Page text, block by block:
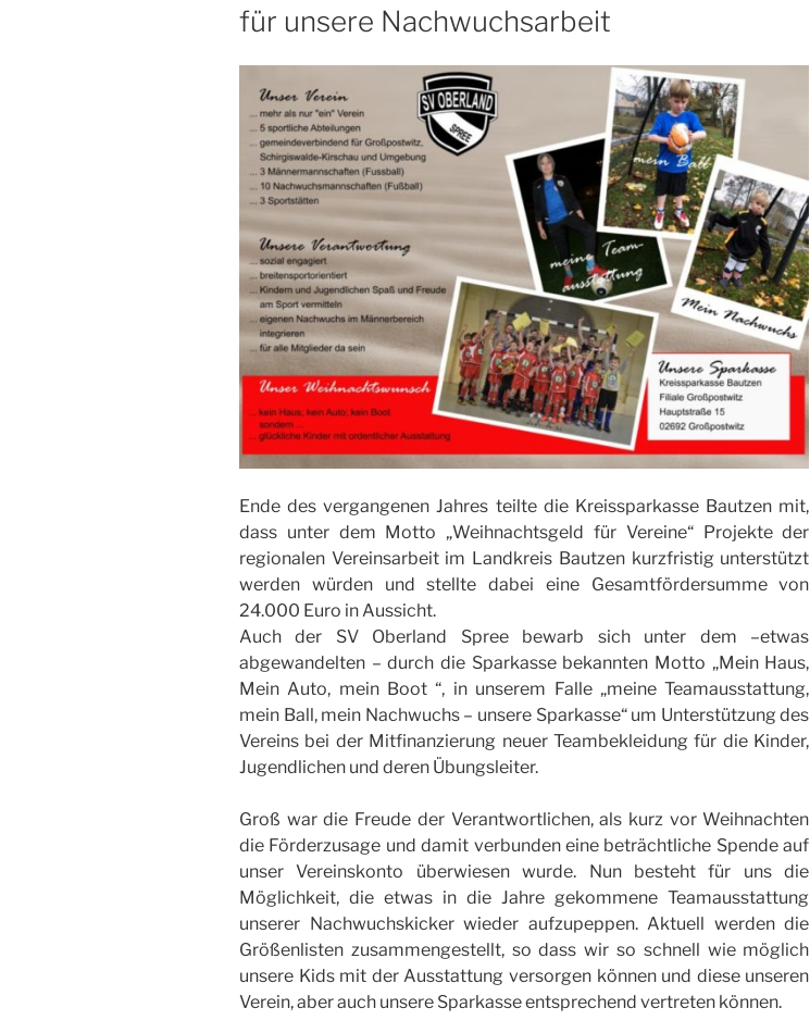
für unsere Nachwuchsarbeit
Ende des vergangenen Jahres teilte die Kreissparkasse Bautzen mit,
dass unter dem Motto „Weihnachtsgeld für Vereine“ Projekte der
regionalen Vereinsarbeit im Landkreis Bautzen kurzfristig unterstützt
werden würden und stellte dabei eine Gesamtfördersumme von
24.000 Euro in Aussicht.
Auch der SV Oberland Spree bewarb sich unter dem –etwas
abgewandelten – durch die Sparkasse bekannten Motto „Mein Haus,
Mein Auto, mein Boot “, in unserem Falle „meine Teamausstattung,
mein Ball, mein Nachwuchs – unsere Sparkasse“ um Unterstützung des
Vereins bei der Mitfinanzierung neuer Teambekleidung für die Kinder,
Jugendlichen und deren Übungsleiter.
Groß war die Freude der Verantwortlichen, als kurz vor Weihnachten
die Förderzusage und damit verbunden eine beträchtliche Spende auf
unser Vereinskonto überwiesen wurde. Nun besteht für uns die
Möglichkeit, die etwas in die Jahre gekommene Teamausstattung
unserer Nachwuchskicker wieder aufzupeppen. Aktuell werden die
Größenlisten zusammengestellt, so dass wir so schnell wie möglich
unsere Kids mit der Ausstattung versorgen können und diese unseren
Verein, aber auch unsere Sparkasse entsprechend vertreten können.